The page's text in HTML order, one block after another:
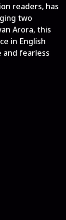
readers, has
two
Arora, this
in English
and fearless